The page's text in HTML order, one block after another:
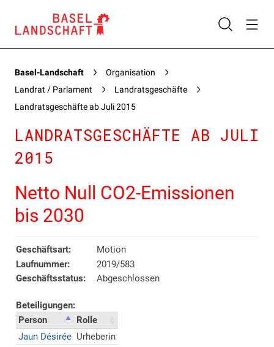
Basel-Landschaft
Organisation
Landrat / Parlament
Landratsgeschäfte
Landratsgeschäfte ab Juli 2015
LANDRATSGESCHÄFTE AB JULI
2015